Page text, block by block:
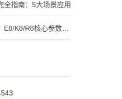
全指南：5大场景应用